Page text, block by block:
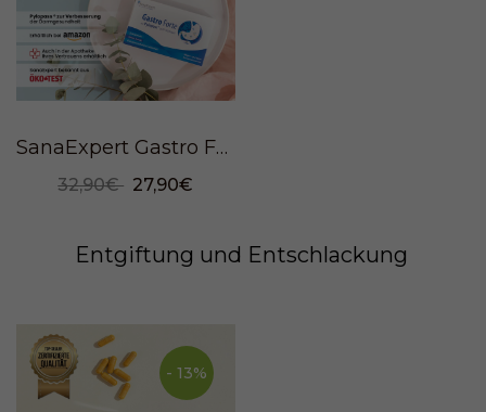
SanaExpert Gastro Forte, 30 Kapseln
32,90€ 27,90€
Entgiftung und Entschlackung
- 13%